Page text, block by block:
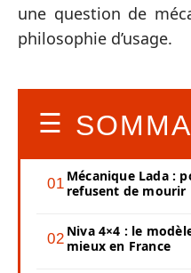
une question de
philosophie d’usage.
Mécanique Lada :
refusent de mourir
Niva 4×4 : le
mieux en France